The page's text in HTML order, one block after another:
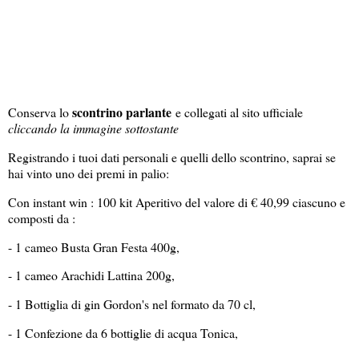
Conserva loscontrino parlante e collegati al sito ufficiale
cliccando la immagine sottostante
Registrando i tuoi dati personali e quelli dello scontrino, saprai se
hai vinto uno dei premi in palio:
Con instant win : 100 kit Aperitivo del valore di € 40,99 ciascuno e
composti da :
- 1 cameo Busta Gran Festa 400g,
- 1 cameo Arachidi Lattina 200g,
- 1 Bottiglia di gin Gordon's nel formato da 70 cl,
- 1 Confezione da 6 bottiglie di acqua Tonica,